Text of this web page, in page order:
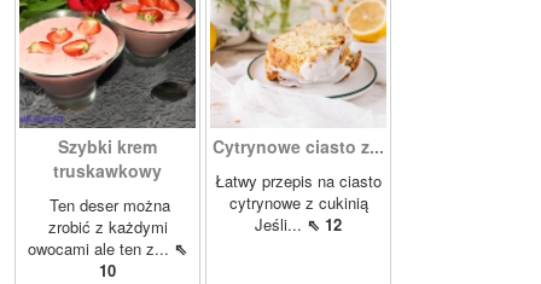
Szybki krem
truskawkowy
Ten deser można
zrobić z każdymi
owocami ale ten z... ⇖
10
Cytrynowe ciasto z...
Łatwy przepis na ciasto
cytrynowe z cukinią
Jeśli... ⇖ 12